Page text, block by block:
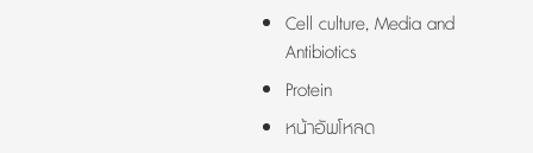
Cell culture, Media and
Antibiotics
Protein
หน้าอัพโหลด